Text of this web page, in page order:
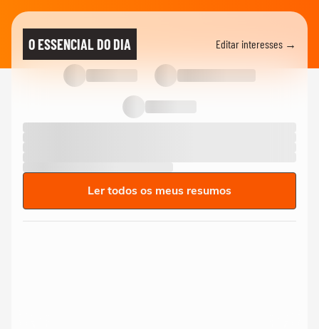
O ESSENCIAL DO DIA Editar interesses →
Ler todos os meus resumos